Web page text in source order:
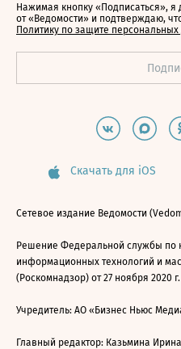
Нажимая кнопку «Подписаться», я
от «Ведомости» и подтверждаю,
Политику по защите
Скачать для iOS
Сетевое издание Ведомости
Решение Федеральной службы по
информационных технологий и
(Роскомнадзор) от 27 ноября 2020
Учредитель: АО «Бизнес Ньюс
Главный редактор: Казьмина